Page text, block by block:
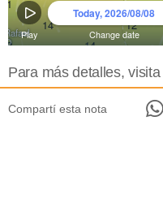
Para más detalles,
Compartí esta nota